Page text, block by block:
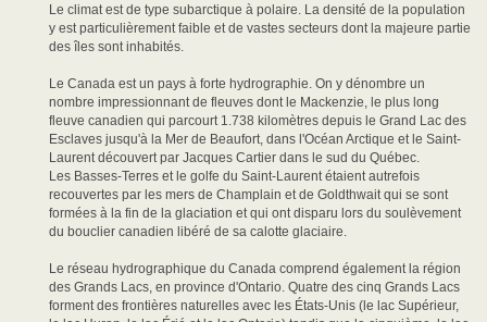
Le climat est de type subarctique à polaire. La densité de la population
y est particulièrement faible et de vastes secteurs dont la majeure partie
des îles sont inhabités.
Le Canada est un pays à forte hydrographie. On y dénombre un
nombre impressionnant de fleuves dont le Mackenzie, le plus long
fleuve canadien qui parcourt 1.738 kilomètres depuis le Grand Lac des
Esclaves jusqu'à la Mer de Beaufort, dans l'Océan Arctique et le Saint-
Laurent découvert par Jacques Cartier dans le sud du Québec.
Les Basses-Terres et le golfe du Saint-Laurent étaient autrefois
recouvertes par les mers de Champlain et de Goldthwait qui se sont
formées à la fin de la glaciation et qui ont disparu lors du soulèvement
du bouclier canadien libéré de sa calotte glaciaire.
Le réseau hydrographique du Canada comprend également la région
des Grands Lacs, en province d'Ontario. Quatre des cinq Grands Lacs
forment des frontières naturelles avec les États-Unis (le lac Supérieur,